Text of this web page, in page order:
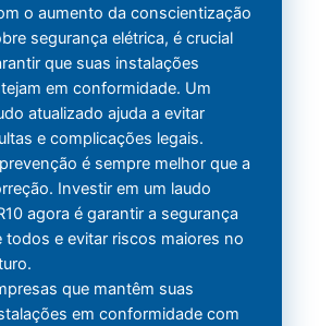
o aumento da conscientização
segurança elétrica, é crucial
que suas instalações
em conformidade. Um
atualizado ajuda a evitar
e complicações legais.
é sempre melhor que a
Investir em um laudo
agora é garantir a segurança
todos e evitar riscos maiores no
que mantêm suas
em conformidade com